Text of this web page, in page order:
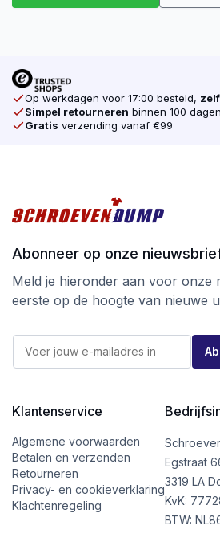
Op werkdagen voor 17:00 besteld,
Simpel retourneren binnen 100 dagen
Gratis verzending vanaf €99
Abonneer op onze
Meld je hieronder aan voor onze
eerste op de hoogte van nieuwe
a
*
E
m
lKlantenservice
Algemene voorwaarden
Betalen en verzenden
Retourneren
Privacy- en cookieverklaring
Klachtenregeling
Egstraat
3319 LA
KvK:
BTW: